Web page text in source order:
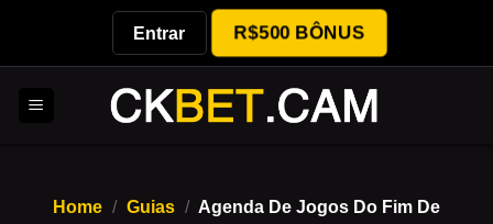
content
Entrar R$500 BÔNUS
Home / Guias / Agenda De Jogos Do Fim De